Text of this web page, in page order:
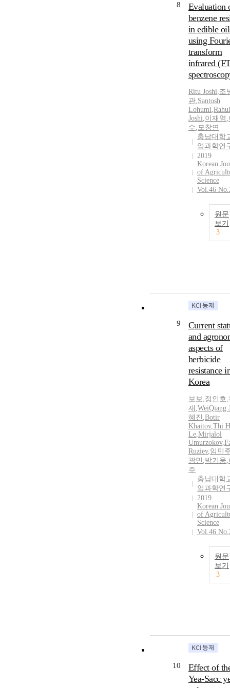
8
Evaluation
benzene
in edible
using
transform
infrared
Ritu Joshi,조
관,Santosh
Lohumi,Rahul
Joshi,이재영 ,
수,모창연
충남대학
업과학연
2019
Korean
of
Science
Vol.46
원문
보기
3
9
Current
and
aspects of
herbicide
resistance
Korea
보보,정인호,
재 ,WeiQiang
혜진 ,Botir
Khaitov,Thi
Le,Mirjalol
Umurzokov,
Ruziev,임민
광민 ,박기웅,
주
충남대학
업과학연
2019
Korean
of
Science
Vol.46
원문
보기
3
10
Effect of
Yea-Sacc